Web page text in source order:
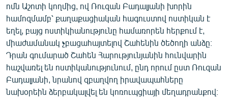
ոմն Աշոտի կողմից, ով Ռուզան Բադալյանի խորին
համոզմամբ՝ քաղաքացիական հագուստով ոստիկան է
եղել, բայց ոստիկիանությունը համառորեն հերքում է,
միաժամանակ չբացահայտելով Շահենին ծեծողի անձը։
Դրան գումարած Շահեն Հարությունյանին հունվարին
հաշվառել են ոստիկանությունում, ընդ որում ըստ Ռուզան
Բադալյանի, նրանով զբաղվող իրավապահները
նախօրեին ձերբակալվել են կոռուպցիայի մեղադրանքով։